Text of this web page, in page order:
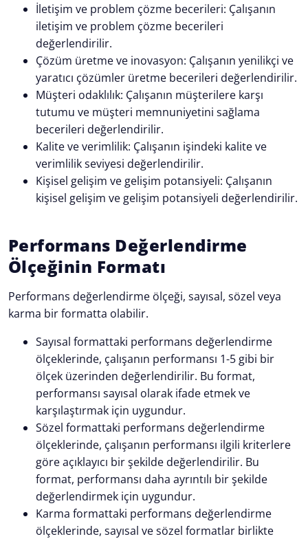
İletişim ve problem çözme becerileri: Çalışanın
iletişim ve problem çözme becerileri
değerlendirilir.
Çözüm üretme ve inovasyon: Çalışanın yenilikçi ve
yaratıcı çözümler üretme becerileri değerlendirilir.
Müşteri odaklılık: Çalışanın müşterilere karşı
tutumu ve müşteri memnuniyetini sağlama
becerileri değerlendirilir.
Kalite ve verimlilik: Çalışanın işindeki kalite ve
verimlilik seviyesi değerlendirilir.
Kişisel gelişim ve gelişim potansiyeli: Çalışanın
kişisel gelişim ve gelişim potansiyeli değerlendirilir.
Performans Değerlendirme
Ölçeğinin Formatı
Performans değerlendirme ölçeği, sayısal, sözel veya
karma bir formatta olabilir.
Sayısal formattaki performans değerlendirme
ölçeklerinde, çalışanın performansı 1-5 gibi bir
ölçek üzerinden değerlendirilir. Bu format,
performansı sayısal olarak ifade etmek ve
karşılaştırmak için uygundur.
Sözel formattaki performans değerlendirme
ölçeklerinde, çalışanın performansı ilgili kriterlere
göre açıklayıcı bir şekilde değerlendirilir. Bu
format, performansı daha ayrıntılı bir şekilde
değerlendirmek için uygundur.
Karma formattaki performans değerlendirme
ölçeklerinde, sayısal ve sözel formatlar birlikte